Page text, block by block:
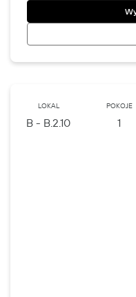
LOKAL
B - B.2.10
POKOJE
1